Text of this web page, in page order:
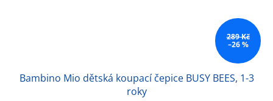
289 Kč
–26 %
Bambino Mio dětská koupací čepice BUSY BEES, 1-3
roky